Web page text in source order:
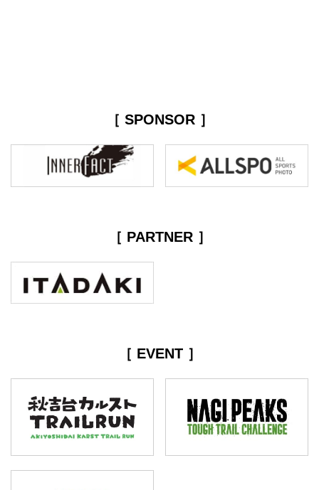
［ SPONSOR ］
［ PARTNER ］
［ EVENT ］